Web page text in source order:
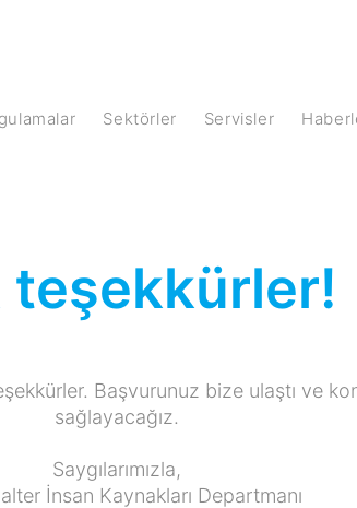
Sektörler Servisler
teşekkürler!
Başvurunuz bize ulaştı ve
sağlayacağız.
Saygılarımızla,
İnsan Kaynakları Departmanı